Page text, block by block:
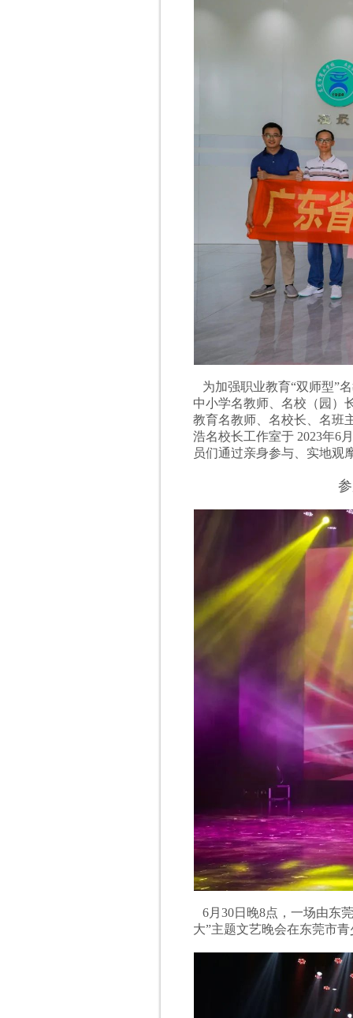
为加强职业教育“双师型”
中小学名教师、名校（园）
教育名教师、名校长、名班
浩名校长工作室于 2023年6
员们通过亲身参与、实地观
6月30日晚8点，一场由东
大”主题文艺晚会在东莞市